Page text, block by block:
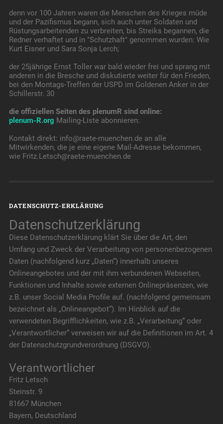
denn vor 100 Jahren waren die Menschen des Krieges müde
und der Pazifismus begann, sich auch unter Soldaten und
Rüstungsarbeitenden zu verbreiten, bis Streiks begannen, die
Redner verhaftet und in "Schutzhaft" genommen wurden: Wie
Kurt Eisner und Sara Sonja Lerch;
der 25jährige Ernst Toller war bald wieder frei und sprang mit
anderen in die Bresche und diskutierte weiter für den Frieden,
bei den Montags-Treffen der USPD im Goldenen Anker in der
Schillerstr. 30
die offiziellen Seiten des plenumR sind online:
plenum-R.org Mailing-Liste abonnieren:
Kontakt direkt: info@raete-muenchen.de an alle
Mitwirkenden, die je eine eigene Mail-Adresse bekommen,
wie Fritz.Letsch@raete-muenchen.de
DATENSCHUTZ-ERKLÄRUNG
Datenschutzerklärung
Diese Datenschutzerklärung klärt Sie über die Art, den
Umfang und Zweck der Verarbeitung von personenbezogenen
Daten (nachfolgend kurz „Daten“) innerhalb unseres
Onlineangebotes und der mit ihm verbundenen Webseiten,
Funktionen und Inhalte sowie externen Onlinepräsenzen, wie
z.B. unser Social Media Profile auf. (nachfolgend gemeinsam
bezeichnet als „Onlineangebot“). Im Hinblick auf die
verwendeten Begrifflichkeiten, wie z.B. „Verarbeitung“ oder
„Verantwortlicher“ verweisen wir auf die Definitionen im Art. 4
der Datenschutzgrundverordnung (DSGVO).
Verantwortlicher
Fritz Letsch
Steinstr. 9
81667 München
Bayern, Deutschland